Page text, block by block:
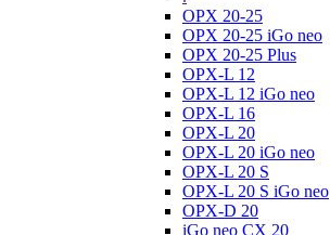
OPX 20-25
OPX 20-25 iGo neo
OPX 20-25 Plus
OPX-L 12
OPX-L 12 iGo neo
OPX-L 16
OPX-L 20
OPX-L 20 iGo neo
OPX-L 20 S
OPX-L 20 S iGo neo
OPX-D 20
iGo neo CX 20